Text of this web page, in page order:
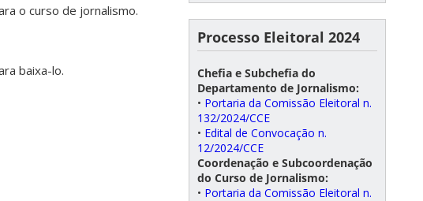
o curso de jornalismo.
baixa-lo.
Processo Eleitoral 2024
Chefia e Subchefia do
Departamento de Jornalismo:
• Portaria da Comissão Eleitoral n.
132/2024/CCE
• Edital de Convocação n.
12/2024/CCE
Coordenação e Subcoordenação
do Curso de Jornalismo:
• Portaria da Comissão Eleitoral n.